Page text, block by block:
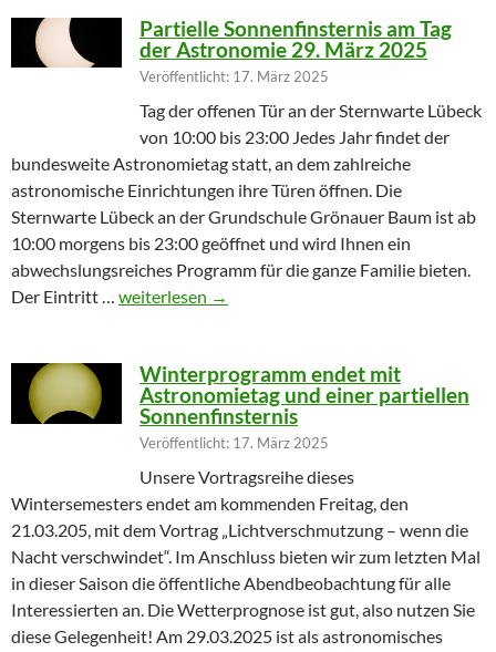
Partielle Sonnenfinsternis am Tag
der Astronomie 29. März 2025
Veröffentlicht: 17. März 2025
Tag der offenen Tür an der Sternwarte Lübeck
von 10:00 bis 23:00 Jedes Jahr findet der
bundesweite Astronomietag statt, an dem zahlreiche
astronomische Einrichtungen ihre Türen öffnen. Die
Sternwarte Lübeck an der Grundschule Grönauer Baum ist ab
10:00 morgens bis 23:00 geöffnet und wird Ihnen ein
abwechslungsreiches Programm für die ganze Familie bieten.
Der Eintritt … Partielle Sonnenfinsternis am Tag der
weiterlesen →
Winterprogramm endet mit
Astronomietag und einer partiellen
Sonnenfinsternis
Veröffentlicht: 17. März 2025
Unsere Vortragsreihe dieses
Wintersemesters endet am kommenden Freitag, den
21.03.205, mit dem Vortrag „Lichtverschmutzung – wenn die
Nacht verschwindet“. Im Anschluss bieten wir zum letzten Mal
in dieser Saison die öffentliche Abendbeobachtung für alle
Interessierten an. Die Wetterprognose ist gut, also nutzen Sie
diese Gelegenheit! Am 29.03.2025 ist als astronomisches